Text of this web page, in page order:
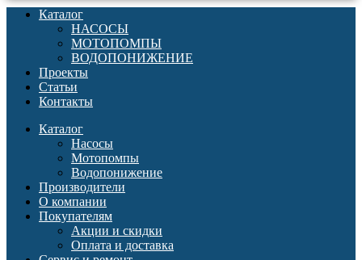
Каталог
НАСОСЫ
МОТОПОМПЫ
ВОДОПОНИЖЕНИЕ
Проекты
Статьи
Контакты
Каталог
Насосы
Мотопомпы
Водопонижение
Производители
О компании
Покупателям
Акции и скидки
Оплата и доставка